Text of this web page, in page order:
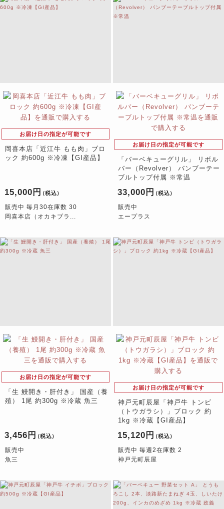
お届け日の指定が可能です
岡喜本店「近江牛 もも肉」ブロ
ック 約600g ※冷凍【GI産品】
15,000円 （税込）
販売中 毎月30在庫数 30
岡喜本店（オカキブラ...
お届け日の指定が可能です
「バーベキューグリル」 リボル
バー（Revolver） バンブーテー
ブルトップ付属 ※常温
33,000円 （税込）
販売中
エープラス
お届け日の指定が可能です
「生 鰻開き・肝付き」 国産（養
殖） 1尾 約300g ※冷蔵 魚三
3,456円 （税込）
販売中
魚三
お届け日の指定が可能です
神戸元町辰屋「神戸牛 トンビ
（トウガラシ）」ブロック 約
1kg ※冷蔵【GI産品】
15,120円 （税込）
販売中 毎週2在庫数 2
神戸元町辰屋